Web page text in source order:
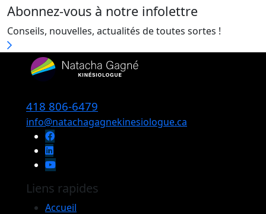
Abonnez-vous à notre infolettre
Conseils, nouvelles, actualités de toutes sortes !
418 806-6479
info@natachagagnekinesiologue.ca
Liens rapides
Accueil